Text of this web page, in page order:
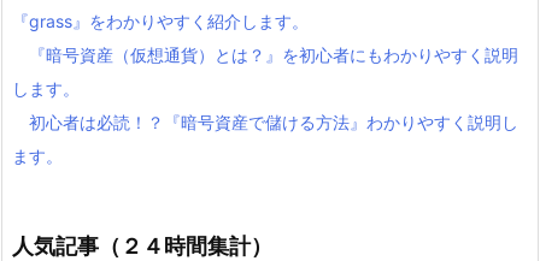
『grass』をわかりやすく紹介します。
『暗号資産（仮想通貨）とは？』を初心者にもわかりやすく説明
します。
初心者は必読！？『暗号資産で儲ける方法』わかりやすく説明し
ます。
人気記事（２４時間集計）